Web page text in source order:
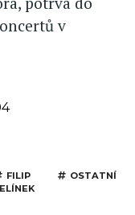
v
FILIP
OSTATNÍ